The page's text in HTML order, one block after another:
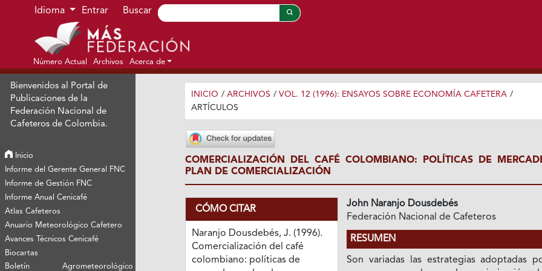
Ir al menú de navegación principal
Ir al contenido principal
Ir al pie de página del sitio
Idioma Entrar Buscar
Número Actual Archivos Acerca de
Bienvenidos al Portal de
Publicaciones de la
Federación Nacional de
Cafeteros de Colombia.
Inicio
Informe del Gerente General FNC
Informe de Gestión FNC
Informe Anual Cenicafé
Atlas Cafeteros
Anuario Meteorológico Cafetero
Avances Técnicos Cenicafé
Biocartas
Boletín Agrometeorológico
INICIO / ARCHIVOS / VOL. 12 (1996): ENSAYOS SOBRE ECONOMÍA CAFETERA /
ARTÍCULOS
COMERCIALIZACIÓN DEL CAFÉ COLOMBIANO: POLÍTICAS DE
PLAN DE COMERCIALIZACIÓN
CÓMO CITAR
Naranjo Dousdebés, J. (1996).
Comercialización del café
colombiano: políticas de
John Naranjo Dousdebés
Federación Nacional de Cafeteros
RESUMEN
Son variadas las estrategias adoptadas